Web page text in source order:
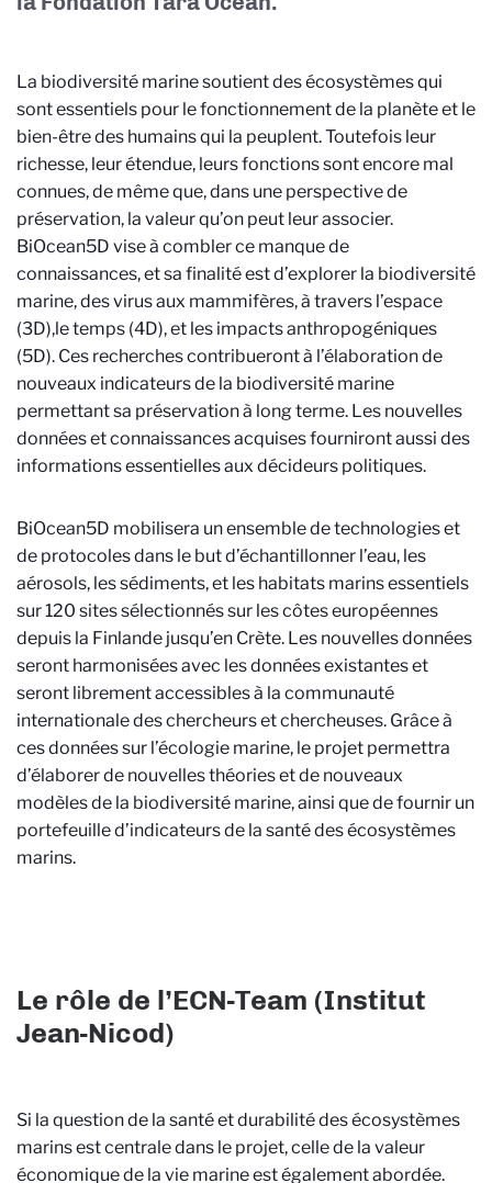
La biodiversité marine soutient des écosystèmes qui
sont essentiels pour le fonctionnement de la planète et le
bien-être des humains qui la peuplent. Toutefois leur
richesse, leur étendue, leurs fonctions sont encore mal
connues, de même que, dans une perspective de
préservation, la valeur qu’on peut leur associer.
BiOcean5D vise à combler ce manque de
connaissances, et sa finalité est d’explorer la biodiversité
marine, des virus aux mammifères, à travers l’espace
(3D),le temps (4D), et les impacts anthropogéniques
(5D). Ces recherches contribueront à l’élaboration de
nouveaux indicateurs de la biodiversité marine
permettant sa préservation à long terme. Les nouvelles
données et connaissances acquises fourniront aussi des
informations essentielles aux décideurs politiques.
BiOcean5D mobilisera un ensemble de technologies et
de protocoles dans le but d’échantillonner l’eau, les
aérosols, les sédiments, et les habitats marins essentiels
sur 120 sites sélectionnés sur les côtes européennes
depuis la Finlande jusqu’en Crète. Les nouvelles données
seront harmonisées avec les données existantes et
seront librement accessibles à la communauté
internationale des chercheurs et chercheuses. Grâce à
ces données sur l’écologie marine, le projet permettra
d’élaborer de nouvelles théories et de nouveaux
modèles de la biodiversité marine, ainsi que de fournir un
portefeuille d’indicateurs de la santé des écosystèmes
marins.
Le rôle de l’ECN-Team (Institut
Jean-Nicod)
Si la question de la santé et durabilité des écosystèmes
marins est centrale dans le projet, celle de la valeur
économique de la vie marine est également abordée.